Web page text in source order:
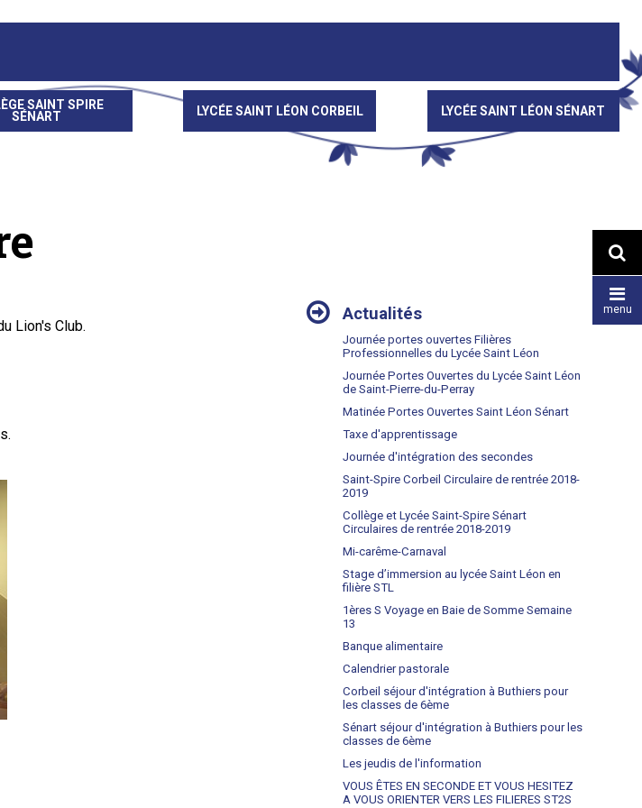
SAINT SPIRE
SÉNART
LYCÉE SAINT LÉON CORBEIL LYCÉE SAINT LÉON SÉNART


menu
Lion's Club.
NAVIGATION
Actualités
Journée portes ouvertes Filières
Professionnelles du Lycée Saint Léon
Journée Portes Ouvertes du Lycée Saint Léon
de Saint-Pierre-du-Perray
Matinée Portes Ouvertes Saint Léon Sénart
Taxe d'apprentissage
Journée d'intégration des secondes
Saint-Spire Corbeil Circulaire de rentrée 2018-
2019
Collège et Lycée Saint-Spire Sénart
Circulaires de rentrée 2018-2019
Mi-carême-Carnaval
Stage d’immersion au lycée Saint Léon en
filière STL
1ères S Voyage en Baie de Somme Semaine
13
Banque alimentaire
Calendrier pastorale
Corbeil séjour d'intégration à Buthiers pour
les classes de 6ème
Sénart séjour d'intégration à Buthiers pour les
classes de 6ème
Les jeudis de l'information
VOUS ÊTES EN SECONDE ET VOUS HESITEZ
A VOUS ORIENTER VERS LES FILIERES ST2S